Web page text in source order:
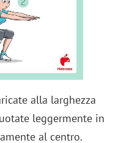
alla larghezza
leggermente in
al centro.